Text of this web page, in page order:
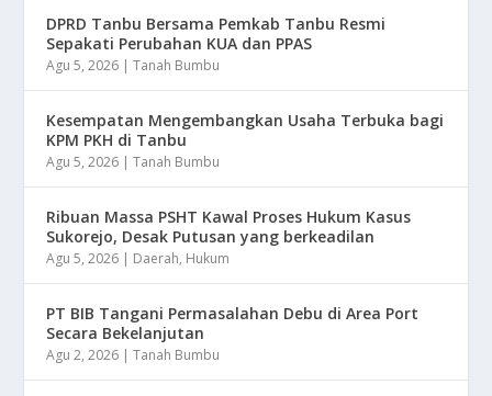
DPRD Tanbu Bersama Pemkab Tanbu Resmi
Sepakati Perubahan KUA dan PPAS
Agu 5, 2026 |Tanah Bumbu
Kesempatan Mengembangkan Usaha Terbuka bagi
KPM PKH di Tanbu
Agu 5, 2026 |Tanah Bumbu
Ribuan Massa PSHT Kawal Proses Hukum Kasus
Sukorejo, Desak Putusan yang berkeadilan
Agu 5, 2026 | Daerah, Hukum
PT BIB Tangani Permasalahan Debu di Area Port
Secara Bekelanjutan
Agu 2, 2026 |Tanah Bumbu